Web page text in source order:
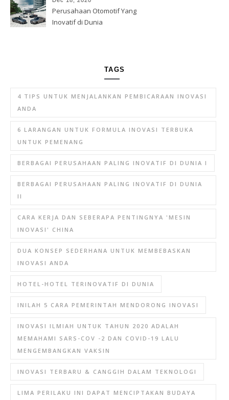
Perusahaan Otomotif Yang
Inovatif di Dunia
TAGS
4 TIPS UNTUK MENJALANKAN PEMBICARAAN INOVASI
ANDA
6 LARANGAN UNTUK FORMULA INOVASI TERBUKA
UNTUK PEMENANG
BERBAGAI PERUSAHAAN PALING INOVATIF DI DUNIA I
BERBAGAI PERUSAHAAN PALING INOVATIF DI DUNIA
II
CARA KERJA DAN SEBERAPA PENTINGNYA 'MESIN
INOVASI' CHINA
DUA KONSEP SEDERHANA UNTUK MEMBEBASKAN
INOVASI ANDA
HOTEL-HOTEL TERINOVATIF DI DUNIA
INILAH 5 CARA PEMERINTAH MENDORONG INOVASI
INOVASI ILMIAH UNTUK TAHUN 2020 ADALAH
MEMAHAMI SARS-COV -2 DAN COVID-19 LALU
MENGEMBANGKAN VAKSIN
INOVASI TERBARU & CANGGIH DALAM TEKNOLOGI
LIMA PERILAKU INI DAPAT MENCIPTAKAN BUDAYA